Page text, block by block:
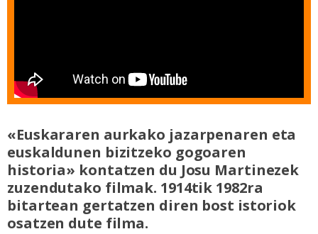
«Euskararen aurkako jazarpenaren eta
euskaldunen bizitzeko gogoaren
historia» kontatzen du Josu Martinezek
zuzendutako filmak. 1914tik 1982ra
bitartean gertatzen diren bost istoriok
osatzen dute filma.